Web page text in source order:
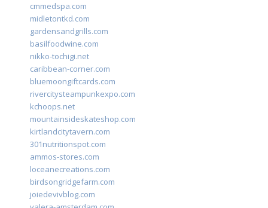
cmmedspa.com
midletontkd.com
gardensandgrills.com
basilfoodwine.com
nikko-tochigi.net
caribbean-corner.com
bluemoongiftcards.com
rivercitysteampunkexpo.com
kchoops.net
mountainsideskateshop.com
kirtlandcitytavern.com
301nutritionspot.com
ammos-stores.com
loceanecreations.com
birdsongridgefarm.com
joiedevivblog.com